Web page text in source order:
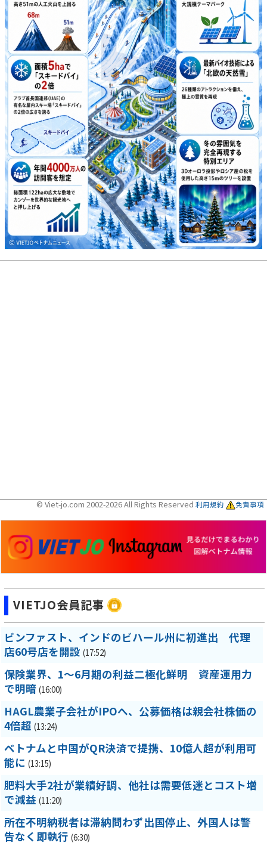
© Viet-jo.com 2002-2026 All Rights Reserved 利用規約 免責事項
VIETJO会員記事
ビンファスト、インドのビハール州に初進出 代理
店60号店を開設 (17:52)
保険業界、1～6月期の利益二極化鮮明 資産運用力
で明暗 (16:00)
HAGL農業子会社がIPOへ、公募価格は親会社株価の
4倍超 (13:24)
ベトナムと中国がQR決済で提携、10億人超が利用可
能に (13:15)
肥料大手2社が業績好調、他社は需要低迷とコスト増
で減益 (11:20)
所在不明納税者は滞納問わず出国停止、外国人は警
告なく即執行 (6:30)